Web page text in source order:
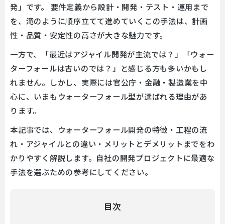
発」です。 要件定義から設計・開発・テスト・運用まで
を、滝のように順序立てて進めていくこの手法は、計画
性・品質・安定性の高さが大きな魅力です。
一方で、「最近はアジャイル開発が主流では？」「ウォー
ターフォールは古いのでは？」と感じる方も多いかもし
れません。しかし、実際には官公庁・金融・製造業を中
心に、いまもウォーターフォール型が選ばれる理由があ
ります。
本記事では、ウォーターフォール開発の特徴・工程の流
れ・アジャイルとの違い・メリットとデメリットまでをわ
かりやすく解説します。自社の開発プロジェクトに最適な
手法を選ぶための参考にしてください。
目次